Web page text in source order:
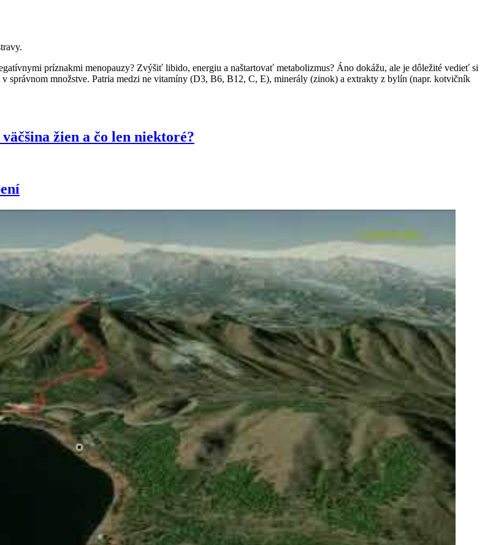
príznakmi menopauzy? Zvýšiť libido, energiu a naštartovať metabolizmus? Áno dokážu, ale je dôležité vedieť si
množstve. Patria medzi ne vitamíny (D3, B6, B12, C, E), minerály (zinok) a extrakty z bylín (napr. kotvičník
žien a čo len niektoré?